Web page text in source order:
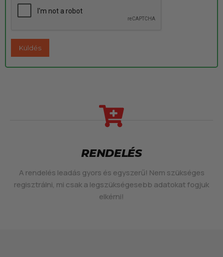
RENDELÉS
A rendelés leadás gyors és egyszerű! Nem szükséges
regisztrálni, mi csak a legszükségesebb adatokat fogjuk
elkérni!